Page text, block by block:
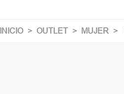
INICIO OUTLET MUJER